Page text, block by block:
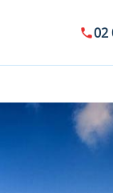
02